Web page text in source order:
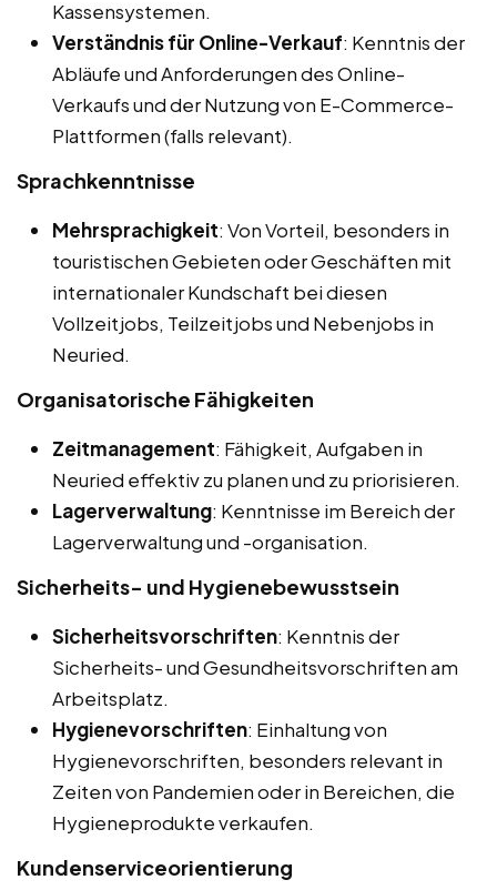
Kassensystemen.
Verständnis für Online-Verkauf: Kenntnis der
Abläufe und Anforderungen des Online-
Verkaufs und der Nutzung von E-Commerce-
Plattformen (falls relevant).
Sprachkenntnisse
Mehrsprachigkeit: Von Vorteil, besonders in
touristischen Gebieten oder Geschäften mit
internationaler Kundschaft bei diesen
Vollzeitjobs, Teilzeitjobs und Nebenjobs in
Neuried.
Organisatorische Fähigkeiten
Zeitmanagement: Fähigkeit, Aufgaben in
Neuried effektiv zu planen und zu priorisieren.
Lagerverwaltung: Kenntnisse im Bereich der
Lagerverwaltung und -organisation.
Sicherheits- und Hygienebewusstsein
Sicherheitsvorschriften: Kenntnis der
Sicherheits- und Gesundheitsvorschriften am
Arbeitsplatz.
Hygienevorschriften: Einhaltung von
Hygienevorschriften, besonders relevant in
Zeiten von Pandemien oder in Bereichen, die
Hygieneprodukte verkaufen.
Kundenserviceorientierung